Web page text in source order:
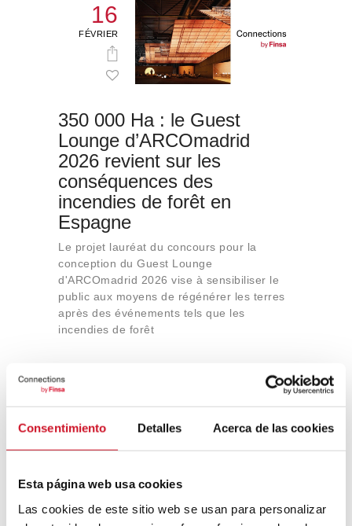
Consentimiento Detalles Acerca de las cookies
Esta página web usa cookies
Las cookies de este sitio web se usan para personalizar
16
FÉVRIER
350 000 Ha : le Guest
Lounge d’ARCOmadrid
2026 revient sur les
conséquences des
incendies de forêt en
Espagne
Le projet lauréat du concours pour la
conception du Guest Lounge
d'ARCOmadrid 2026 vise à sensibiliser le
public aux moyens de régénérer les terres
après des événements tels que les
incendies de forêt
26